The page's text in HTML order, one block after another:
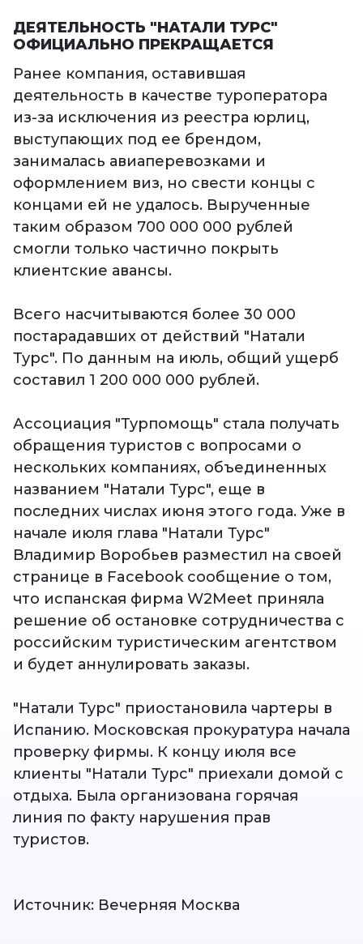
ДЕЯТЕЛЬНОСТЬ "НАТАЛИ ТУРС"
ОФИЦИАЛЬНО ПРЕКРАЩАЕТСЯ
Ранее компания, оставившая
деятельность в качестве туроператора
из-за исключения из реестра юрлиц,
выступающих под ее брендом,
занималась авиаперевозками и
оформлением виз, но свести концы с
концами ей не удалось. Вырученные
таким образом 700 000 000 рублей
смогли только частично покрыть
клиентские авансы.
Всего насчитываются более 30 000
постарадавших от действий "Натали
Турс". По данным на июль, общий ущерб
составил 1 200 000 000 рублей.
Ассоциация "Турпомощь" стала получать
обращения туристов с вопросами о
нескольких компаниях, объединенных
названием "Натали Турс", еще в
последних числах июня этого года. Уже в
начале июля глава "Натали Турс"
Владимир Воробьев разместил на своей
странице в Facebook сообщение о том,
что испанская фирма W2Meet приняла
решение об остановке сотрудничества с
российским туристическим агентством
и будет аннулировать заказы.
"Натали Турс" приостановила чартеры в
Испанию. Московская прокуратура начала
проверку фирмы. К концу июля все
клиенты "Натали Турс" приехали домой с
отдыха. Была организована горячая
линия по факту нарушения прав
туристов.
Источник: Вечерняя Москва